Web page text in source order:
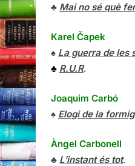
♣ Mai no sé què
Karel Čapek
♠ La guerra de les
♣ R.U.R.
Joaquim Carbó
♠ Elogi de la
Àngel Carbonell
♣ L’instant és tot.